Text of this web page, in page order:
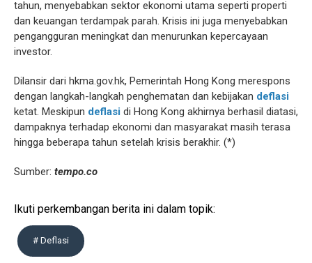
tahun, menyebabkan sektor ekonomi utama seperti properti
dan keuangan terdampak parah. Krisis ini juga menyebabkan
pengangguran meningkat dan menurunkan kepercayaan
investor.
Dilansir dari hkma.gov.hk, Pemerintah Hong Kong merespons
dengan langkah-langkah penghematan dan kebijakan deflasi
ketat. Meskipun deflasi di Hong Kong akhirnya berhasil diatasi,
dampaknya terhadap ekonomi dan masyarakat masih terasa
hingga beberapa tahun setelah krisis berakhir. (*)
Sumber: tempo.co
Ikuti perkembangan berita ini dalam topik:
# Deflasi